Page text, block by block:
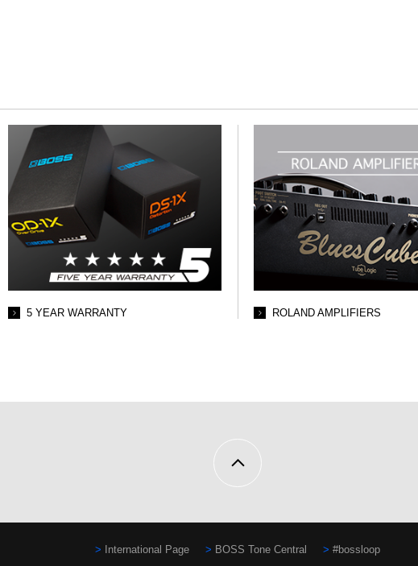
5 YEAR WARRANTY ROLAND AMPLIFIERS
International Page BOSS Tone Central #bossloop